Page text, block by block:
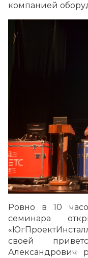
компанией
Ровно в 10
семинара
своей
Александрович